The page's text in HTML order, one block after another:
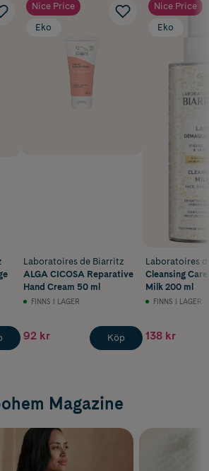
Nice Price
Eko
Laboratoires de Biarritz
ALGA CICOSA Reparative
Hand Cream 50 ml
FINNS I LAGER
92 kr Köp
Nice Price
Eko
Laboratoires
Cleansing
Milk 200 ml
FINNS I LAGER
138 kr
Magazine